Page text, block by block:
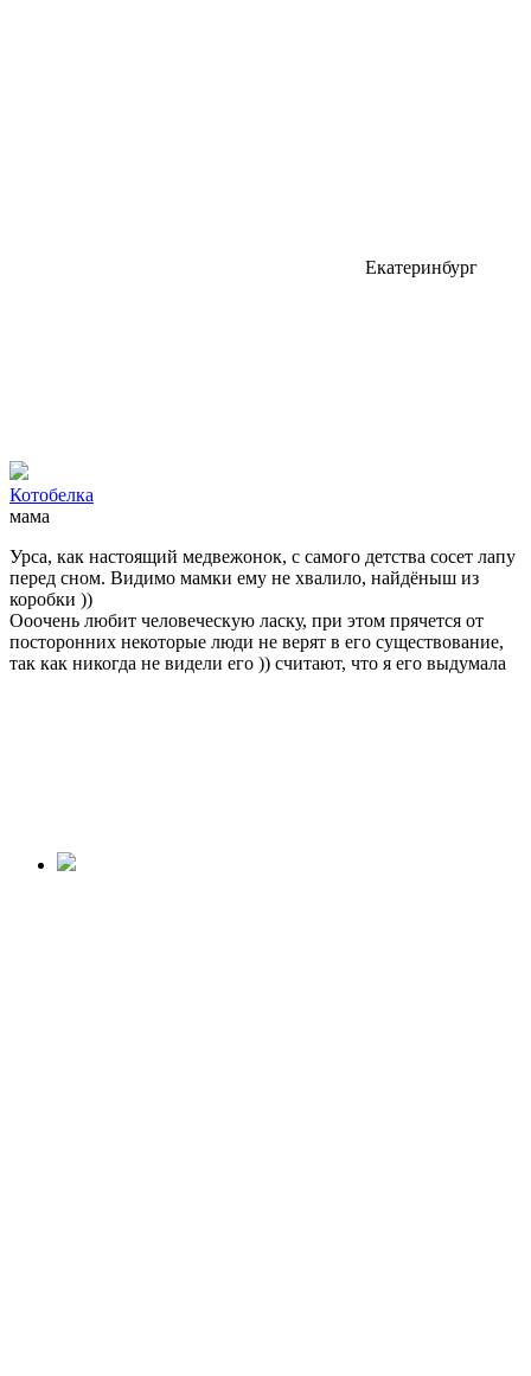
Екатеринбург
Котобелка
мама
Урса, как настоящий медвежонок, с самого детства сосет лапу
перед сном. Видимо мамки ему не хвалило, найдёныш из
коробки ))
Ооочень любит человеческую ласку, при этом прячется от
посторонних некоторые люди не верят в его существование,
так как никогда не видели его )) считают, что я его выдумала